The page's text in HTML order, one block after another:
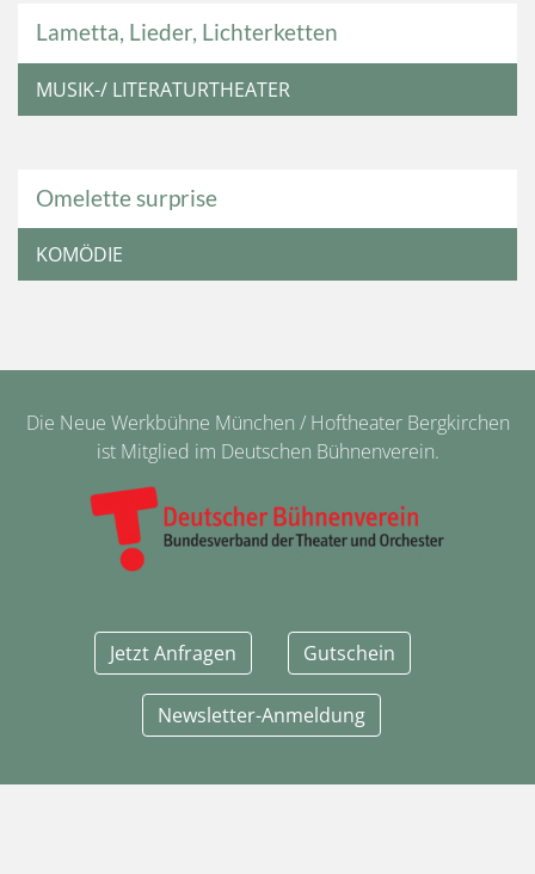
Lametta, Lieder, Lichterketten
MUSIK-/ LITERATURTHEATER
Omelette surprise
KOMÖDIE
Die Neue Werkbühne München / Hoftheater Bergkirchen
ist Mitglied im Deutschen Bühnenverein.
Jetzt Anfragen Gutschein
Newsletter-Anmeldung